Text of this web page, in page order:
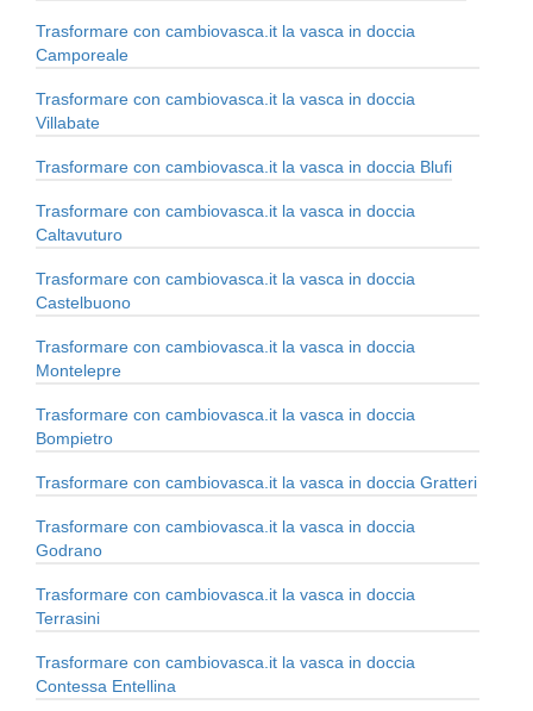
Trasformare con cambiovasca.it la vasca in doccia
Camporeale
Trasformare con cambiovasca.it la vasca in doccia
Villabate
Trasformare con cambiovasca.it la vasca in doccia Blufi
Trasformare con cambiovasca.it la vasca in doccia
Caltavuturo
Trasformare con cambiovasca.it la vasca in doccia
Castelbuono
Trasformare con cambiovasca.it la vasca in doccia
Montelepre
Trasformare con cambiovasca.it la vasca in doccia
Bompietro
Trasformare con cambiovasca.it la vasca in doccia Gratteri
Trasformare con cambiovasca.it la vasca in doccia
Godrano
Trasformare con cambiovasca.it la vasca in doccia
Terrasini
Trasformare con cambiovasca.it la vasca in doccia
Contessa Entellina